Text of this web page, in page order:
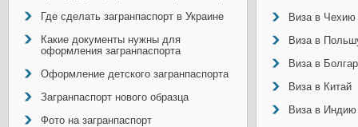
Где сделать загранпаспорт в Украине
Какие документы нужны для
оформления загранпаспорта
Оформление детского загранпаспорта
Загранпаспорт нового образца
Фото на загранпаспорт
Виза в Чехию
Виза в
Виза в
Виза в Китай
Виза в Индию